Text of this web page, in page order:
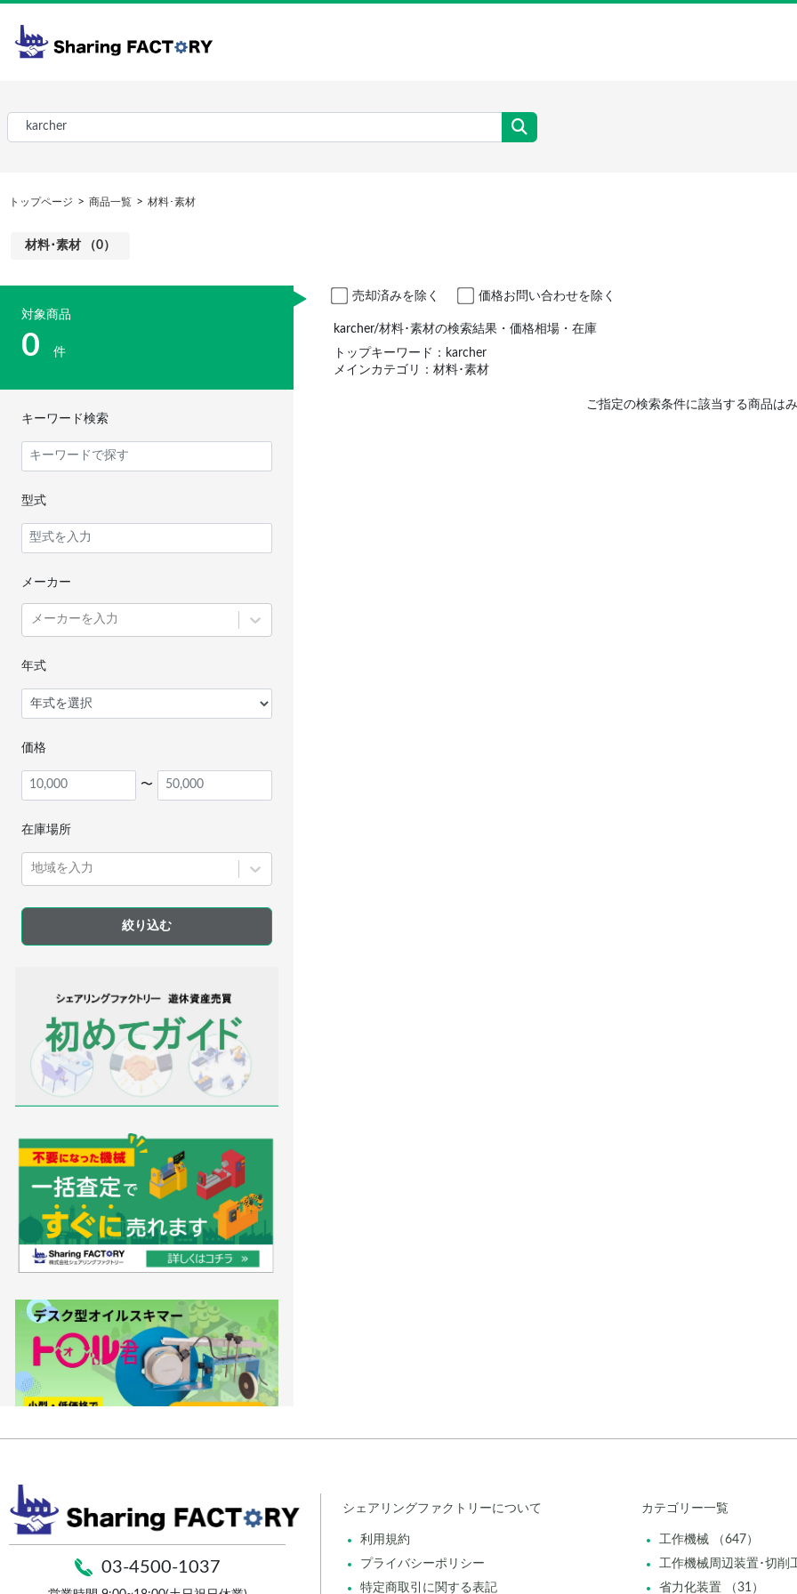
トップページ 商品一覧 材料･素材
材料･素材 （0）
売却済みを除く 価格お問い合わせを除く
karcher/材料･素材の検索結果・価格相場・在庫
トップキーワード：karcher
メインカテゴリ：材料･素材
ご指定の検索条件に該当する商品は
対象商品
0 件
キーワード検索
型式
メーカー
メーカーを入力
年式
価格
〜
在庫場所
地域を入力
03-4500-1037
シェアリングファクトリーについて
利用規約
プライバシーポリシー
特定商取引に関する表記
カテゴリー一覧
工作機械 （647）
工作機械周辺装置･切削
省力化装置 （31）